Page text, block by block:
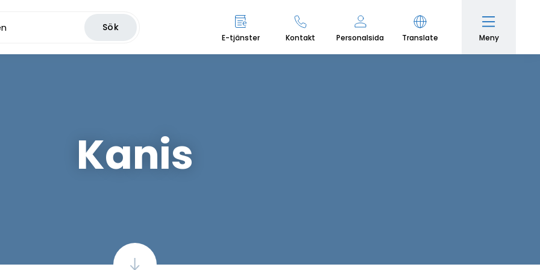
Sök
E-tjänster Kontakt Personalsida Translate Meny
Kanis